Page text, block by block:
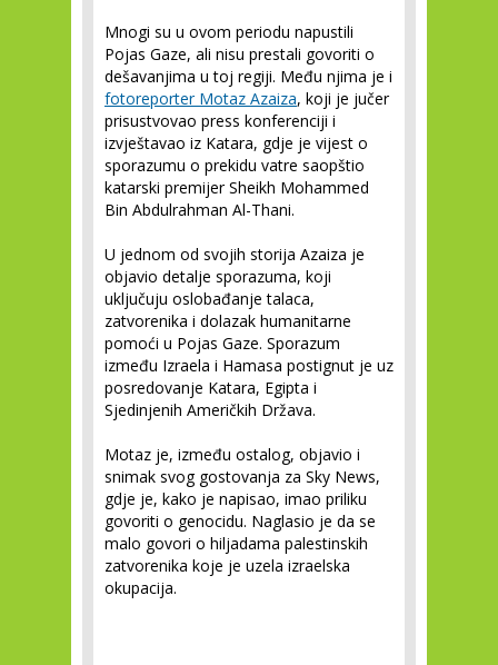
Mnogi su u ovom periodu napustili
Pojas Gaze, ali nisu prestali govoriti o
dešavanjima u toj regiji. Među njima je i
fotoreporter Motaz Azaiza, koji je jučer
prisustvovao press konferenciji i
izvještavao iz Katara, gdje je vijest o
sporazumu o prekidu vatre saopštio
katarski premijer Sheikh Mohammed
Bin Abdulrahman Al-Thani.
U jednom od svojih storija Azaiza je
objavio detalje sporazuma, koji
uključuju oslobađanje talaca,
zatvorenika i dolazak humanitarne
pomoći u Pojas Gaze. Sporazum
između Izraela i Hamasa postignut je uz
posredovanje Katara, Egipta i
Sjedinjenih Američkih Država.
Motaz je, između ostalog, objavio i
snimak svog gostovanja za Sky News,
gdje je, kako je napisao, imao priliku
govoriti o genocidu. Naglasio je da se
malo govori o hiljadama palestinskih
zatvorenika koje je uzela izraelska
okupacija.